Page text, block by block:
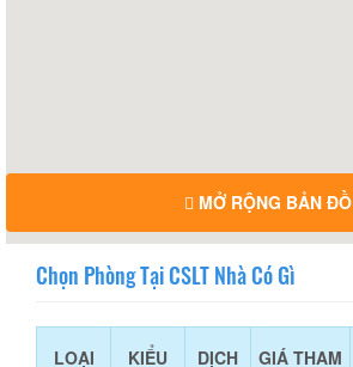
MỞ RỘNG BẢN ĐỒ
Chọn Phòng Tại CSLT Nhà Có Gì
LOẠI
KIỂU
DỊCH
GIÁ THAM